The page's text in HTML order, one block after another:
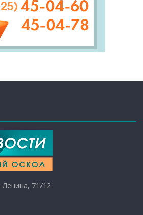
Ленина, 71/12